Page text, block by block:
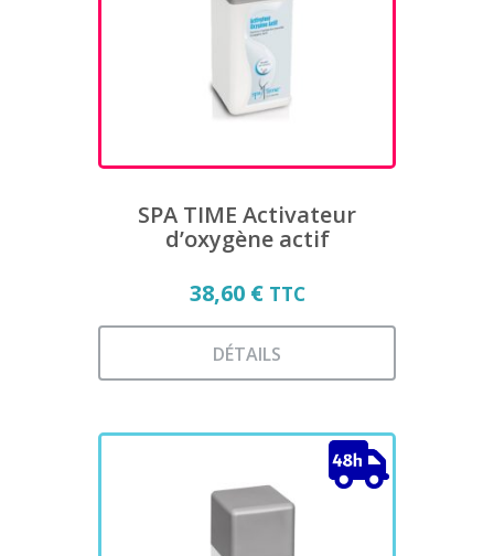
peuvent
être
choisies
sur
la
du
SPA TIME Activateur
d’oxygène actif
38,60 € TTC
DÉTAILS
a
variations.
Les